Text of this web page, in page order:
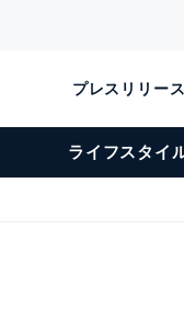
プレスリリー
ライフスタイ